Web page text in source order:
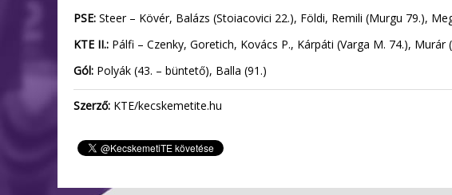
PSE: Steer – Kövér, Balázs (Stoiacovici 22.), Földi, Remili (Murgu 79.),
KTE II.: Pálfi – Czenky, Goretich, Kovács P., Kárpáti (Varga M. 74.),
Gól: Polyák (43. – büntető), Balla (91.)
Szerző: KTE/kecskemetite.hu